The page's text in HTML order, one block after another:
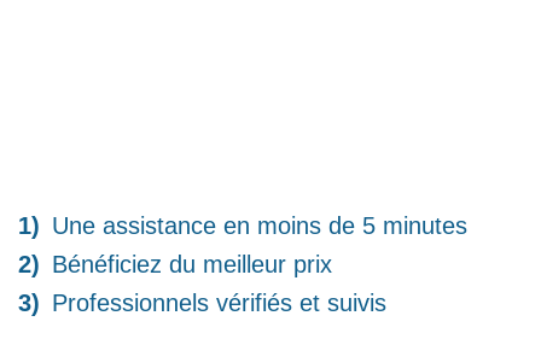
Une assistance en moins de 5 minutes
Bénéficiez du meilleur prix
Professionnels vérifiés et suivis